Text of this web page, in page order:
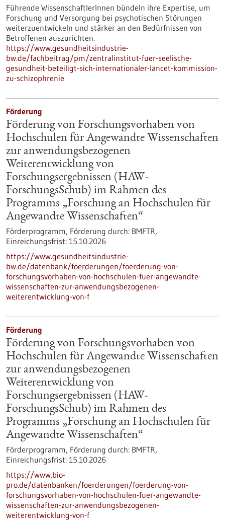
Führende WissenschaftlerInnen bündeln ihre Expertise, um
Forschung und Versorgung bei psychotischen Störungen
weiterzuentwickeln und stärker an den Bedürfnissen von
Betroffenen auszurichten.
https://www.gesundheitsindustrie-
bw.de/fachbeitrag/pm/zentralinstitut-fuer-seelische-
gesundheit-beteiligt-sich-internationaler-lancet-kommission-
zu-schizophrenie
Förderung
Förderung von Forschungsvorhaben von
Hochschulen für Angewandte Wissenschaften
zur anwendungsbezogenen
Weiterentwicklung von
Forschungsergebnissen (HAW-
ForschungsSchub) im Rahmen des
Programms „Forschung an Hochschulen für
Angewandte Wissenschaften“
Förderprogramm, Förderung durch: BMFTR,
Einreichungsfrist: 15.10.2026
https://www.gesundheitsindustrie-
bw.de/datenbank/foerderungen/foerderung-von-
forschungsvorhaben-von-hochschulen-fuer-angewandte-
wissenschaften-zur-anwendungsbezogenen-
weiterentwicklung-von-f
Förderung
Förderung von Forschungsvorhaben von
Hochschulen für Angewandte Wissenschaften
zur anwendungsbezogenen
Weiterentwicklung von
Forschungsergebnissen (HAW-
ForschungsSchub) im Rahmen des
Programms „Forschung an Hochschulen für
Angewandte Wissenschaften“
Förderprogramm, Förderung durch: BMFTR,
Einreichungsfrist: 15.10.2026
https://www.bio-
pro.de/datenbanken/foerderungen/foerderung-von-
forschungsvorhaben-von-hochschulen-fuer-angewandte-
wissenschaften-zur-anwendungsbezogenen-
weiterentwicklung-von-f